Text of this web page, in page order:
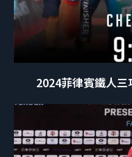
2024菲律賓鐵人